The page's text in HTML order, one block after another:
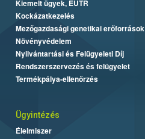
Kiemelt ügyek, EUTR
Kockázatkezelés
Mezőgazdasági genetikai erőforrások
Növényvédelem
Nyilvántartási és Felügyeleti Díj
Rendszerszervezés és felügyelet
Termékpálya-ellenőrzés
Ügyintézés
Élelmiszer